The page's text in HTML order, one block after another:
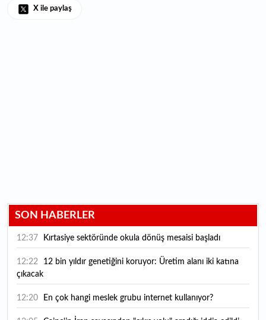
X ile paylaş
SON HABERLER
12:37 Kırtasiye sektöründe okula dönüş mesaisi başladı
12:22
çıkacak
12:20 En çok hangi meslek grubu internet kullanıyor?